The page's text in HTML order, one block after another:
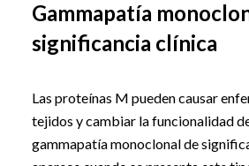
Gammapatía
significancia clínica
Las proteínas M pueden causar
tejidos y cambiar la funcionalidad
gammapatía monoclonal de